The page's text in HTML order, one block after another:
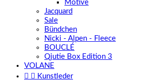
Motive
Jacquard
Sale
Bündchen
Nicki - Alpen - Fleece
BOUCLÉ
Qjutie Box Edition 3
VOLANE
  Kunstleder